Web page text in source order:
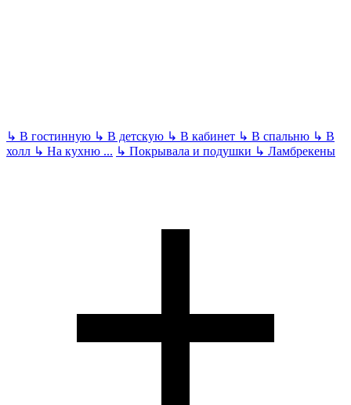
↳ В гостинную ↳ В детскую ↳ В кабинет ↳ В спальню ↳ В
холл ↳ На кухню ... ↳ Покрывала и подушки ↳ Ламбрекены